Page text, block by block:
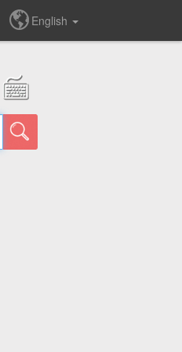
English